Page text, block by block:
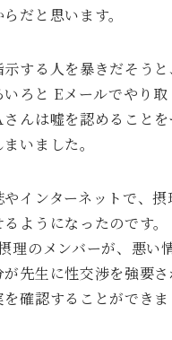
だと思います。
示する人を暴きだそう
いろと Eメールでやり
さんは嘘を認めること
いました。
インターネットで、
ようになったのです。
理のメンバーが、悪い
が先生に性交渉を強要
確認することができま